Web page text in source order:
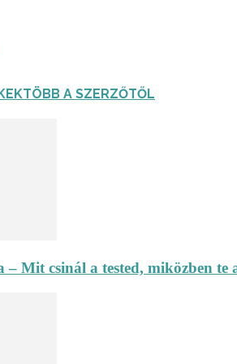
TÖBB A SZERZŐTŐL
– Mit csinál a tested, miközben te